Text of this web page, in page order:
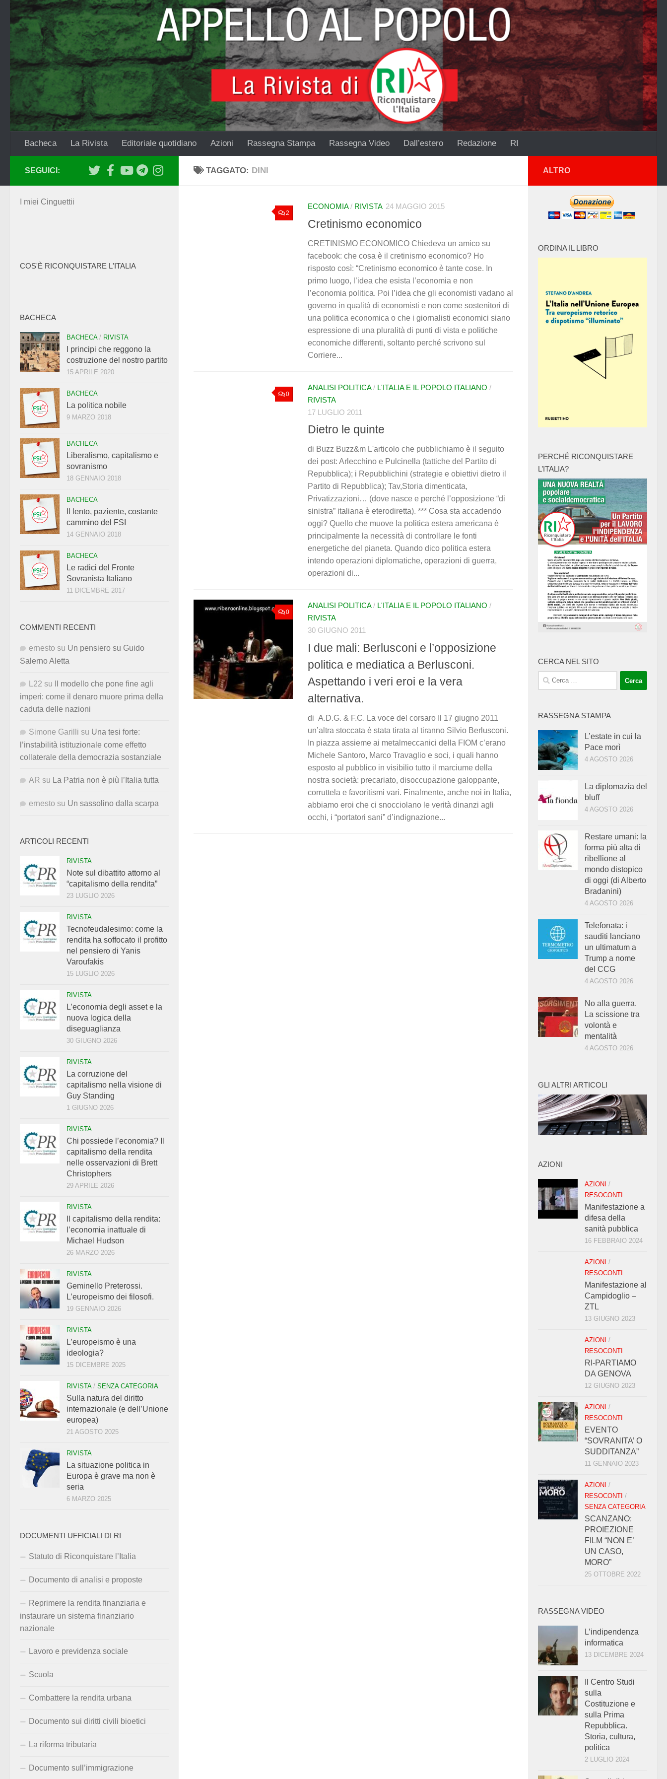
Salta al contenuto
Bacheca La Rivista Editoriale quotidiano Azioni Rassegna Stampa Rassegna Video Dall’estero Redazione RI
TAGGATO: DINI
2
ECONOMIA/ RIVISTA 24 MAGGIO 2015
Cretinismo economico
CRETINISMO ECONOMICO Chiedeva un amico su
facebook: che cosa è il cretinismo economico? Ho
risposto così: “Cretinismo economico è tante cose. In
primo luogo, l’idea che esista l’economia e non
l’economia politica. Poi l’idea che gli economisti vadano al
governo in qualità di economisti e non come sostenitori di
una politica economica o che i giornalisti economici siano
espressione di una pluralità di punti di vista e politiche
economiche differenti, soltanto perché scrivono sul
Corriere...
0
ANALISI POLITICA/ L'ITALIA E IL POPOLO ITALIANO /
RIVISTA
17 LUGLIO 2011
Dietro le quinte
di Buzz Buzz&m L'articolo che pubblichiamo è il seguito
dei post: Arlecchino e Pulcinella (tattiche del Partito di
Repubblica); i Repubblichini (strategie e obiettivi dietro il
Partito di Repubblica); Tav,Storia dimenticata,
Privatizzazioni… (dove nasce e perché l’opposizione “di
sinistra” italiana è eterodiretta). *** Cosa sta accadendo
oggi? Quello che muove la politica estera americana è
principalmente la necessità di controllare le fonti
energetiche del pianeta. Quando dico politica estera
intendo operazioni diplomatiche, operazioni di guerra,
operazioni di...
0
ANALISI POLITICA/ L'ITALIA E IL POPOLO ITALIANO /
RIVISTA
30 GIUGNO 2011
I due mali: Berlusconi e l’opposizione
politica e mediatica a Berlusconi.
Aspettando i veri eroi e la vera
alternativa.
di A.D.G. & F.C. La voce del corsaro Il 17 giugno 2011
un’altra stoccata è stata tirata al tiranno Silvio Berlusconi.
In piazza assieme ai metalmeccanici della FIOM c’erano
Michele Santoro, Marco Travaglio e soci, i quali hanno
esposto al pubblico in visibilio tutto il marciume della
nostra società: precariato, disoccupazione galoppante,
corruttela e favoritismi vari. Finalmente, anche noi in Italia,
abbiamo eroi che ci snocciolano le verità dinanzi agli
occhi, i “portatori sani” d’indignazione...
SEGUICI:
I miei Cinguettii
COS'È RICONQUISTARE L'ITALIA
BACHECA
BACHECA/ RIVISTA
I principi che reggono la
costruzione del nostro partito
15 APRILE 2020
BACHECA
La politica nobile
9 MARZO 2018
BACHECA
Liberalismo, capitalismo e
sovranismo
18 GENNAIO 2018
BACHECA
Il lento, paziente, costante
cammino del FSI
14 GENNAIO 2018
BACHECA
Le radici del Fronte
Sovranista Italiano
11 DICEMBRE 2017
COMMENTI RECENTI
ernesto su Un pensiero su Guido
Salerno Aletta
L22 su
Il modello che pone fine agli
imperi: come il denaro muore prima della
caduta delle nazioni
Simone Garilli su Una tesi forte:
l’instabilità istituzionale come effetto
collaterale della democrazia sostanziale
AR su La Patria non è più l’Italia tutta
ernesto su Un sassolino dalla scarpa
ARTICOLI RECENTI
RIVISTA
Note sul dibattito attorno al
“capitalismo della rendita”
23 LUGLIO 2026
RIVISTA
Tecnofeudalesimo: come la
rendita ha soffocato il profitto
nel pensiero di Yanis
Varoufakis
15 LUGLIO 2026
RIVISTA
L’economia degli asset e la
nuova logica della
diseguaglianza
30 GIUGNO 2026
RIVISTA
La corruzione del
capitalismo nella visione di
Guy Standing
1 GIUGNO 2026
RIVISTA
Chi possiede l’economia? Il
capitalismo della rendita
nelle osservazioni di Brett
Christophers
29 APRILE 2026
RIVISTA
Il capitalismo della rendita:
l’economia inattuale di
Michael Hudson
26 MARZO 2026
RIVISTA
Geminello Preterossi.
L’europeismo dei filosofi.
19 GENNAIO 2026
RIVISTA
L’europeismo è una
ideologia?
15 DICEMBRE 2025
RIVISTA/ SENZA CATEGORIA
Sulla natura del diritto
internazionale (e dell’Unione
europea)
21 AGOSTO 2025
RIVISTA
La situazione politica in
Europa è grave ma non è
seria
6 MARZO 2025
DOCUMENTI UFFICIALI DI RI
Statuto di Riconquistare l’Italia
Documento di analisi e proposte
Reprimere la rendita finanziaria e
instaurare un sistema finanziario
nazionale
Lavoro e previdenza sociale
Scuola
Combattere la rendita urbana
Documento sui diritti civili bioetici
La riforma tributaria
Documento sull’immigrazione
ALTRO
ORDINA IL LIBRO
PERCHÉ RICONQUISTARE
L’ITALIA?
CERCA NEL SITO
Ricerca
per:
RASSEGNA STAMPA
L’estate in cui la
Pace morì
4 AGOSTO 2026
La diplomazia del
bluff
4 AGOSTO 2026
Restare umani: la
forma più alta di
ribellione al
mondo distopico
di oggi (di Alberto
Bradanini)
4 AGOSTO 2026
Telefonata: i
sauditi lanciano
un ultimatum a
Trump a nome
del CCG
4 AGOSTO 2026
No alla guerra.
La scissione tra
volontà e
mentalità
4 AGOSTO 2026
GLI ALTRI ARTICOLI
AZIONI
AZIONI /
RESOCONTI
Manifestazione a
difesa della
sanità pubblica
16 FEBBRAIO 2024
AZIONI /
RESOCONTI
Manifestazione al
Campidoglio –
ZTL
13 GIUGNO 2023
AZIONI /
RESOCONTI
RI-PARTIAMO
DA GENOVA
12 GIUGNO 2023
AZIONI /
RESOCONTI
EVENTO
“SOVRANITA’ O
SUDDITANZA”
11 GENNAIO 2023
AZIONI /
RESOCONTI /
SENZA CATEGORIA
SCANZANO:
PROIEZIONE
FILM “NON E’
UN CASO,
MORO”
25 OTTOBRE 2022
RASSEGNA VIDEO
L’indipendenza
informatica
13 DICEMBRE 2024
Il Centro Studi
sulla
Costituzione e
sulla Prima
Repubblica.
Storia, cultura,
politica
2 LUGLIO 2024